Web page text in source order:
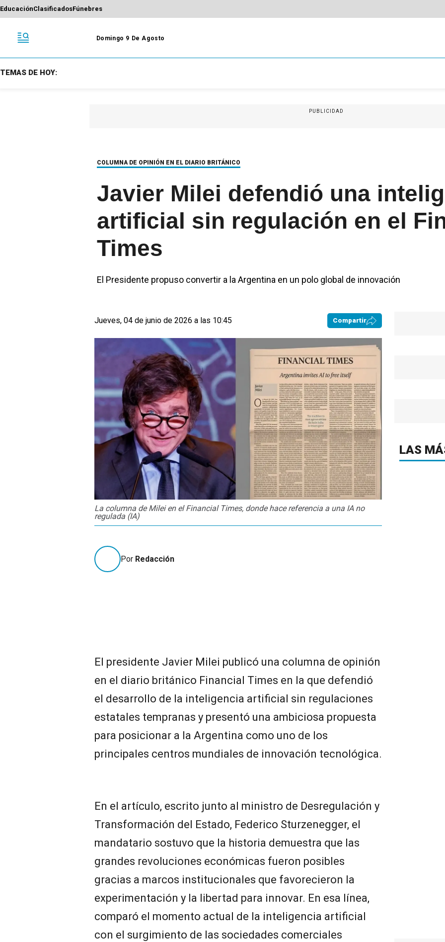
EducaciónClasificadosFúnebres
Domingo 9 De Agosto
TEMAS DE HOY:
PUBLICIDAD
COLUMNA DE OPINIÓN EN EL DIARIO BRITÁNICO
Javier Milei defendió una
artificial sin regulación en el
Times
El Presidente propuso convertir a la Argentina en un polo global de innovación
Jueves, 04 de junio de 2026 a las 10:45 Compartir
La columna de Milei en el Financial Times, donde hace referencia a una IA no
regulada (IA)
Por Redacción
El presidente Javier Milei publicó una columna de opinión
en el diario británico Financial Times en la que defendió
el desarrollo de la inteligencia artificial sin regulaciones
estatales tempranas y presentó una ambiciosa propuesta
para posicionar a la Argentina como uno de los
principales centros mundiales de innovación tecnológica.
En el artículo, escrito junto al ministro de Desregulación y
Transformación del Estado, Federico Sturzenegger, el
mandatario sostuvo que la historia demuestra que las
grandes revoluciones económicas fueron posibles
gracias a marcos institucionales que favorecieron la
experimentación y la libertad para innovar. En esa línea,
comparó el momento actual de la inteligencia artificial
con el surgimiento de las sociedades comerciales
LAS